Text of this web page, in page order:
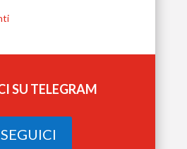
SU TELEGRAM
SEGUICI